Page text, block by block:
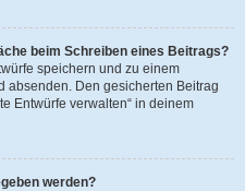
beim Schreiben eines Beitrags?
speichern und zu einem
absenden. Den gesicherten Beitrag
Entwürfe verwalten“ in deinem
werden?